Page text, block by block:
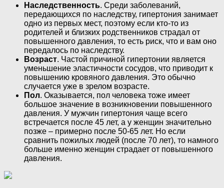
Наследственность. Среди заболеваний,
передающихся по наследству, гипертония занимает
одно из первых мест, поэтому если кто-то из
родителей и близких родственников страдал от
повышенного давления, то есть риск, что и вам оно
передалось по наследству.
Возраст. Частой причиной гипертонии является
уменьшение эластичности сосудов, что приводит к
повышению кровяного давления. Это обычно
случается уже в зрелом возрасте.
Пол. Оказывается, пол человека тоже имеет
большое значение в возникновении повышенного
давления. У мужчин гипертония чаще всего
встречается после 45 лет, а у женщин значительно
позже – примерно после 50-65 лет. Но если
сравнить пожилых людей (после 70 лет), то намного
больше именно женщин страдает от повышенного
давления.